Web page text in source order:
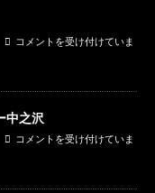
コメントを受け付けていま
中之沢
コメントを受け付けていま